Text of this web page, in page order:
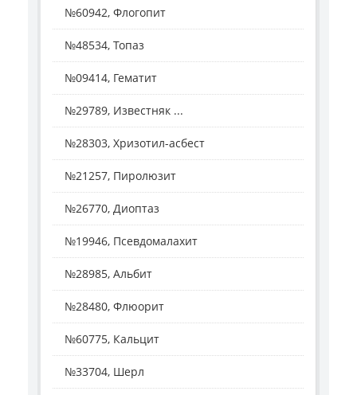
№60942, Флогопит
№48534, Топаз
№09414, Гематит
№29789, Известняк ...
№28303, Хризотил-асбест
№21257, Пиролюзит
№26770, Диоптаз
№19946, Псевдомалахит
№28985, Альбит
№28480, Флюорит
№60775, Кальцит
№33704, Шерл